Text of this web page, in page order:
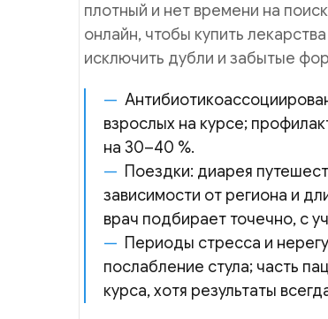
плотный и нет времени на
онлайн, чтобы купить
исключить дубли и забытые
взрослых на курсе;
на 30–40 %.
Поездки: диарея
зависимости от региона и
врач подбирает точечно, с
Периоды стресса и
послабление стула; часть
курса, хотя результаты